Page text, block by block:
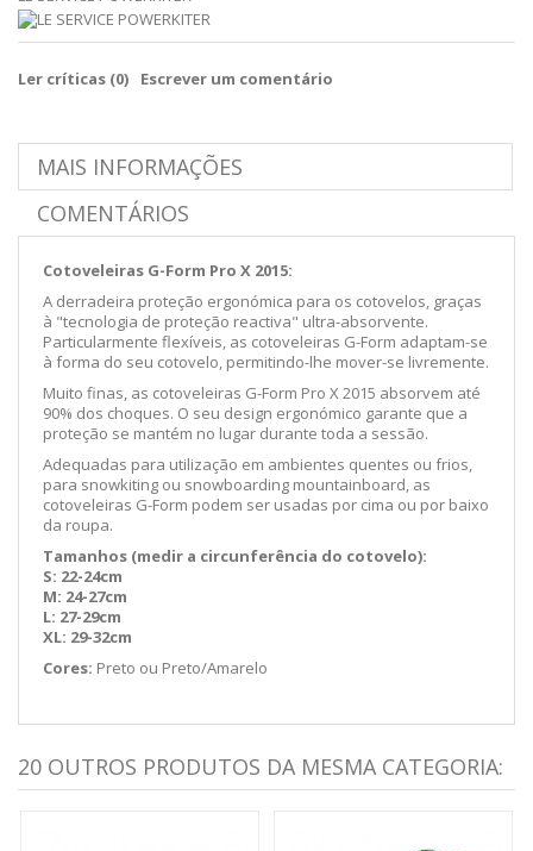
Ler críticas (0) Escrever um comentário
MAIS INFORMAÇÕES
COMENTÁRIOS
Cotoveleiras G-Form Pro X 2015:
A derradeira proteção ergonómica para os cotovelos, graças
à "tecnologia de proteção reactiva" ultra-absorvente.
Particularmente flexíveis, as cotoveleiras G-Form adaptam-se
à forma do seu cotovelo, permitindo-lhe mover-se livremente.
Muito finas, as cotoveleiras G-Form Pro X 2015 absorvem até
90% dos choques. O seu design ergonómico garante que a
proteção se mantém no lugar durante toda a sessão.
Adequadas para utilização em ambientes quentes ou frios,
para snowkiting ou snowboarding mountainboard, as
cotoveleiras G-Form podem ser usadas por cima ou por baixo
da roupa.
Tamanhos (medir a circunferência do cotovelo):
S: 22-24cm
M: 24-27cm
L: 27-29cm
XL: 29-32cm
Cores: Preto ou Preto/Amarelo
20 OUTROS PRODUTOS DA MESMA CATEGORIA: